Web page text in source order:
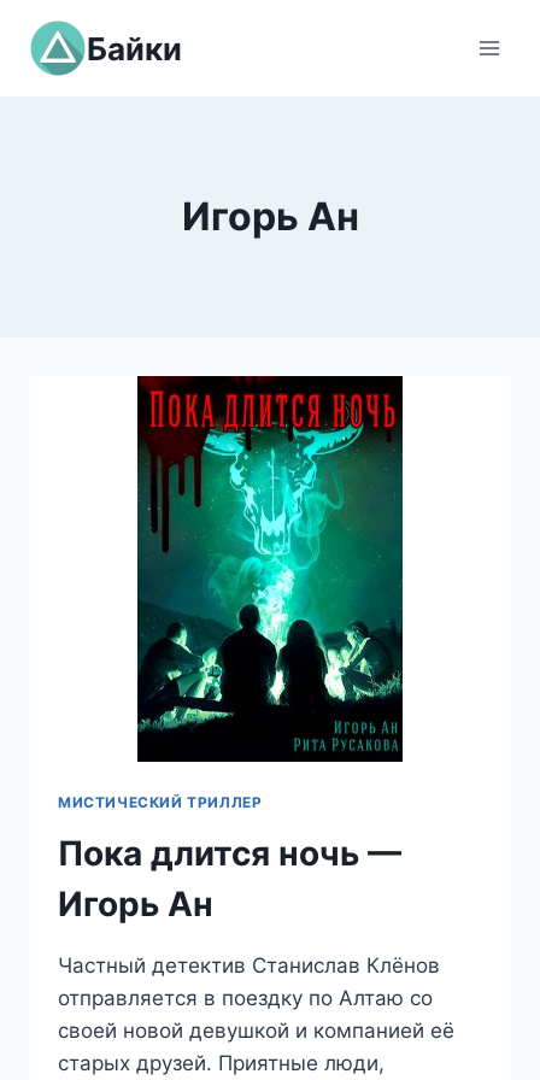
Перейти
содержимому
Байки
Игорь Ан
МИСТИЧЕСКИЙ ТРИЛЛЕР
Пока длится ночь —
Игорь Ан
Частный детектив Станислав Клёнов
отправляется в поездку по Алтаю со
своей новой девушкой и компанией её
старых друзей. Приятные люди,